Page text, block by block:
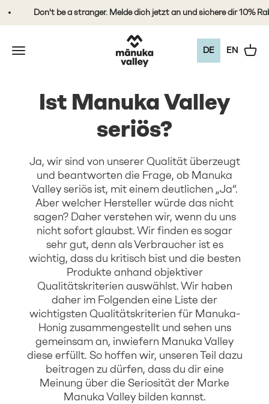
Don't be a stranger. Melde dich jetzt an und sichere dir 10%
Navigationsmenü öffnen
Mānuka Valley Honey
DE
EN
Ist Manuka Valley
seriös?
Ja, wir sind von unserer Qualität überzeugt
und beantworten die Frage, ob Manuka
Valley seriös ist, mit einem deutlichen „Ja“.
Aber welcher Hersteller würde das nicht
sagen? Daher verstehen wir, wenn du uns
nicht sofort glaubst. Wir finden es sogar
sehr gut, denn als Verbraucher ist es
wichtig, dass du kritisch bist und die besten
Produkte anhand objektiver
Qualitätskriterien auswählst. Wir haben
daher im Folgenden eine Liste der
wichtigsten Qualitätskriterien für Manuka-
Honig zusammengestellt und sehen uns
gemeinsam an, inwiefern Manuka Valley
diese erfüllt. So hoffen wir, unseren Teil dazu
beitragen zu dürfen, dass du dir eine
Meinung über die Seriosität der Marke
Manuka Valley bilden kannst.